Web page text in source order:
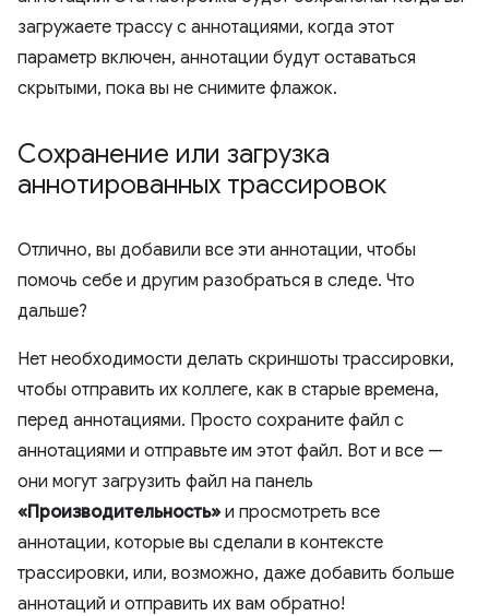
загружаете трассу с аннотациями, когда этот
параметр включен, аннотации будут оставаться
скрытыми, пока вы не снимите флажок.
Сохранение или загрузка
аннотированных трассировок
Отлично, вы добавили все эти аннотации, чтобы
помочь себе и другим разобраться в следе. Что
дальше?
Нет необходимости делать скриншоты трассировки,
чтобы отправить их коллеге, как в старые времена,
перед аннотациями. Просто сохраните файл с
аннотациями и отправьте им этот файл. Вот и все —
они могут загрузить файл на панель
«Производительность» и просмотреть все
аннотации, которые вы сделали в контексте
трассировки, или, возможно, даже добавить больше
аннотаций и отправить их вам обратно!